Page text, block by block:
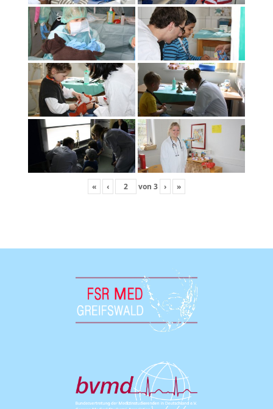
« ‹ von 3 › »